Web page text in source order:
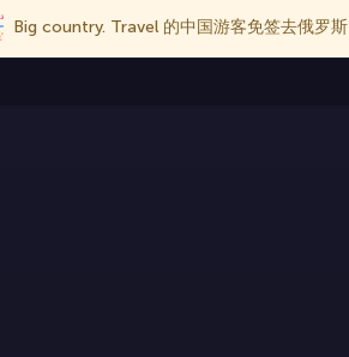
Big country. Travel 的中国游客免签去俄罗斯